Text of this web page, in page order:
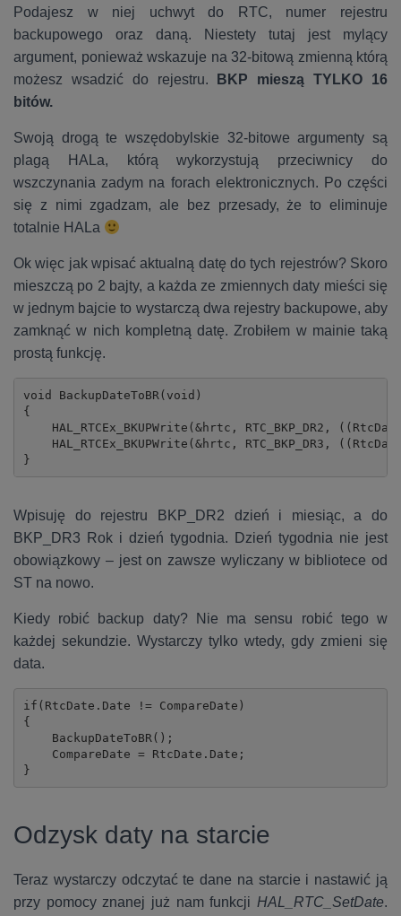
Podajesz w niej uchwyt do RTC, numer rejestru
backupowego oraz daną. Niestety tutaj jest mylący
argument, ponieważ wskazuje na 32-bitową zmienną którą
możesz wsadzić do rejestru.
BKP mieszą TYLKO 16
bitów.
Swoją drogą te wszędobylskie 32-bitowe argumenty są
plagą HALa, którą wykorzystują przeciwnicy do
wszczynania zadym na forach elektronicznych. Po części
się z nimi zgadzam, ale bez przesady, że to eliminuje
totalnie HALa
Ok więc jak wpisać aktualną datę do tych rejestrów? Skoro
mieszczą po 2 bajty, a każda ze zmiennych daty mieści się
w jednym bajcie to wystarczą dwa rejestry backupowe, aby
zamknąć w nich kompletną datę. Zrobiłem w mainie taką
prostą funkcję.
void BackupDateToBR(void)
{
HAL_RTCEx_BKUPWrite(&hrtc, RTC_BKP_DR2,
HAL_RTCEx_BKUPWrite(&hrtc, RTC_BKP_DR3,
}
Wpisuję do rejestru BKP_DR2 dzień i miesiąc, a do
BKP_DR3 Rok i dzień tygodnia. Dzień tygodnia nie jest
obowiązkowy – jest on zawsze wyliczany w bibliotece od
ST na nowo.
Kiedy robić backup daty? Nie ma sensu robić tego w
każdej sekundzie. Wystarczy tylko wtedy, gdy zmieni się
data.
if(RtcDate.Date != CompareDate)
{
    BackupDateToBR();
    CompareDate = RtcDate.Date;
}
Odzysk daty na starcie
Teraz wystarczy odczytać te dane na starcie i nastawić ją
przy pomocy znanej już nam funkcji HAL_RTC_SetDate.